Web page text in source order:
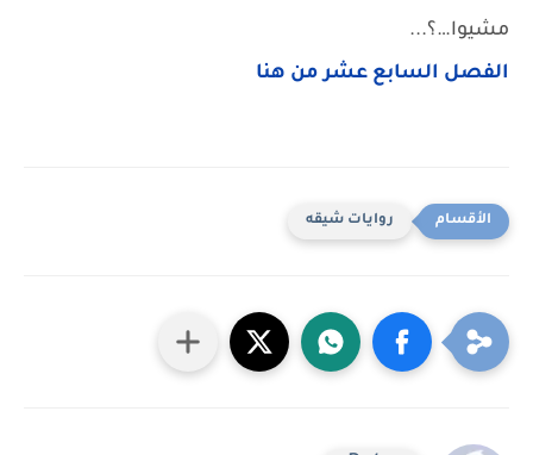
مشيوا…؟...
الفصل السابع عشر من هنا
روايات شيقه